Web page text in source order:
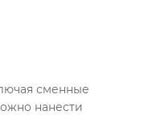
сменные
нанести